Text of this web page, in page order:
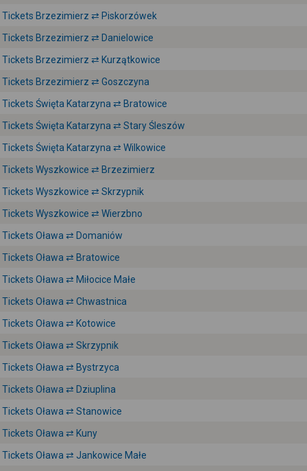
Tickets Brzezimierz ⇄ Piskorzówek
Tickets Brzezimierz ⇄ Danielowice
Tickets Brzezimierz ⇄ Kurzątkowice
Tickets Brzezimierz ⇄ Goszczyna
Tickets Święta Katarzyna ⇄ Bratowice
Tickets Święta Katarzyna ⇄ Stary Śleszów
Tickets Święta Katarzyna ⇄ Wilkowice
Tickets Wyszkowice ⇄ Brzezimierz
Tickets Wyszkowice ⇄ Skrzypnik
Tickets Wyszkowice ⇄ Wierzbno
Tickets Oława ⇄ Domaniów
Tickets Oława ⇄ Bratowice
Tickets Oława ⇄ Miłocice Małe
Tickets Oława ⇄ Chwastnica
Tickets Oława ⇄ Kotowice
Tickets Oława ⇄ Skrzypnik
Tickets Oława ⇄ Bystrzyca
Tickets Oława ⇄ Dziuplina
Tickets Oława ⇄ Stanowice
Tickets Oława ⇄ Kuny
Tickets Oława ⇄ Jankowice Małe